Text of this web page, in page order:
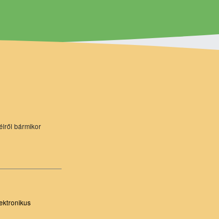
bármikor